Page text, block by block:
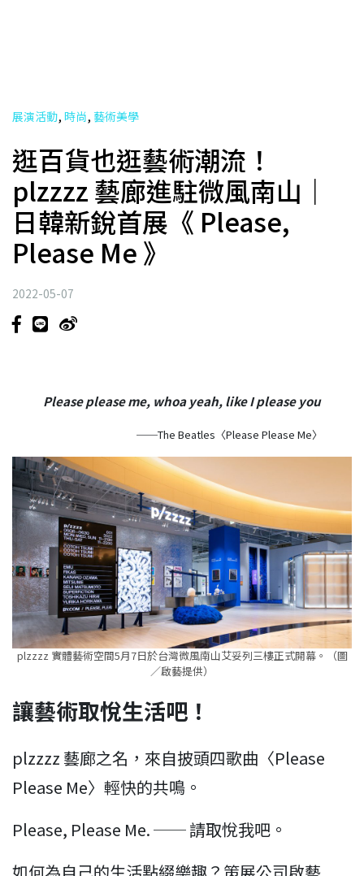
展演活動, 時尚, 藝術美學
逛百貨也逛藝術潮流！
plzzzz 藝廊進駐微風南山｜
日韓新銳首展《 Please,
Please Me 》
2022-05-07
Please please me, whoa yeah, like I please you
──The Beatles〈Please Please Me〉
plzzzz 實體藝術空間5月7日於台灣微風南山艾妥列三樓正式開幕。（圖
／啟藝提供）
讓藝術取悅生活吧！
plzzzz 藝廊之名，來自披頭四歌曲〈Please
Please Me〉輕快的共鳴。
Please, Please Me. ── 請取悅我吧。